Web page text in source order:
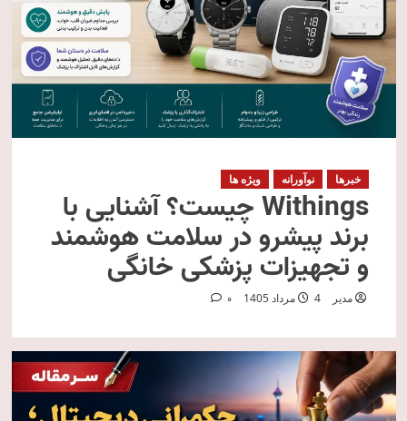
خبرها نوآورانه ویژه ها
Withings چیست؟ آشنایی با
برند پیشرو در سلامت هوشمند
و تجهیزات پزشکی خانگی
مدیر 4 مرداد 1405 0